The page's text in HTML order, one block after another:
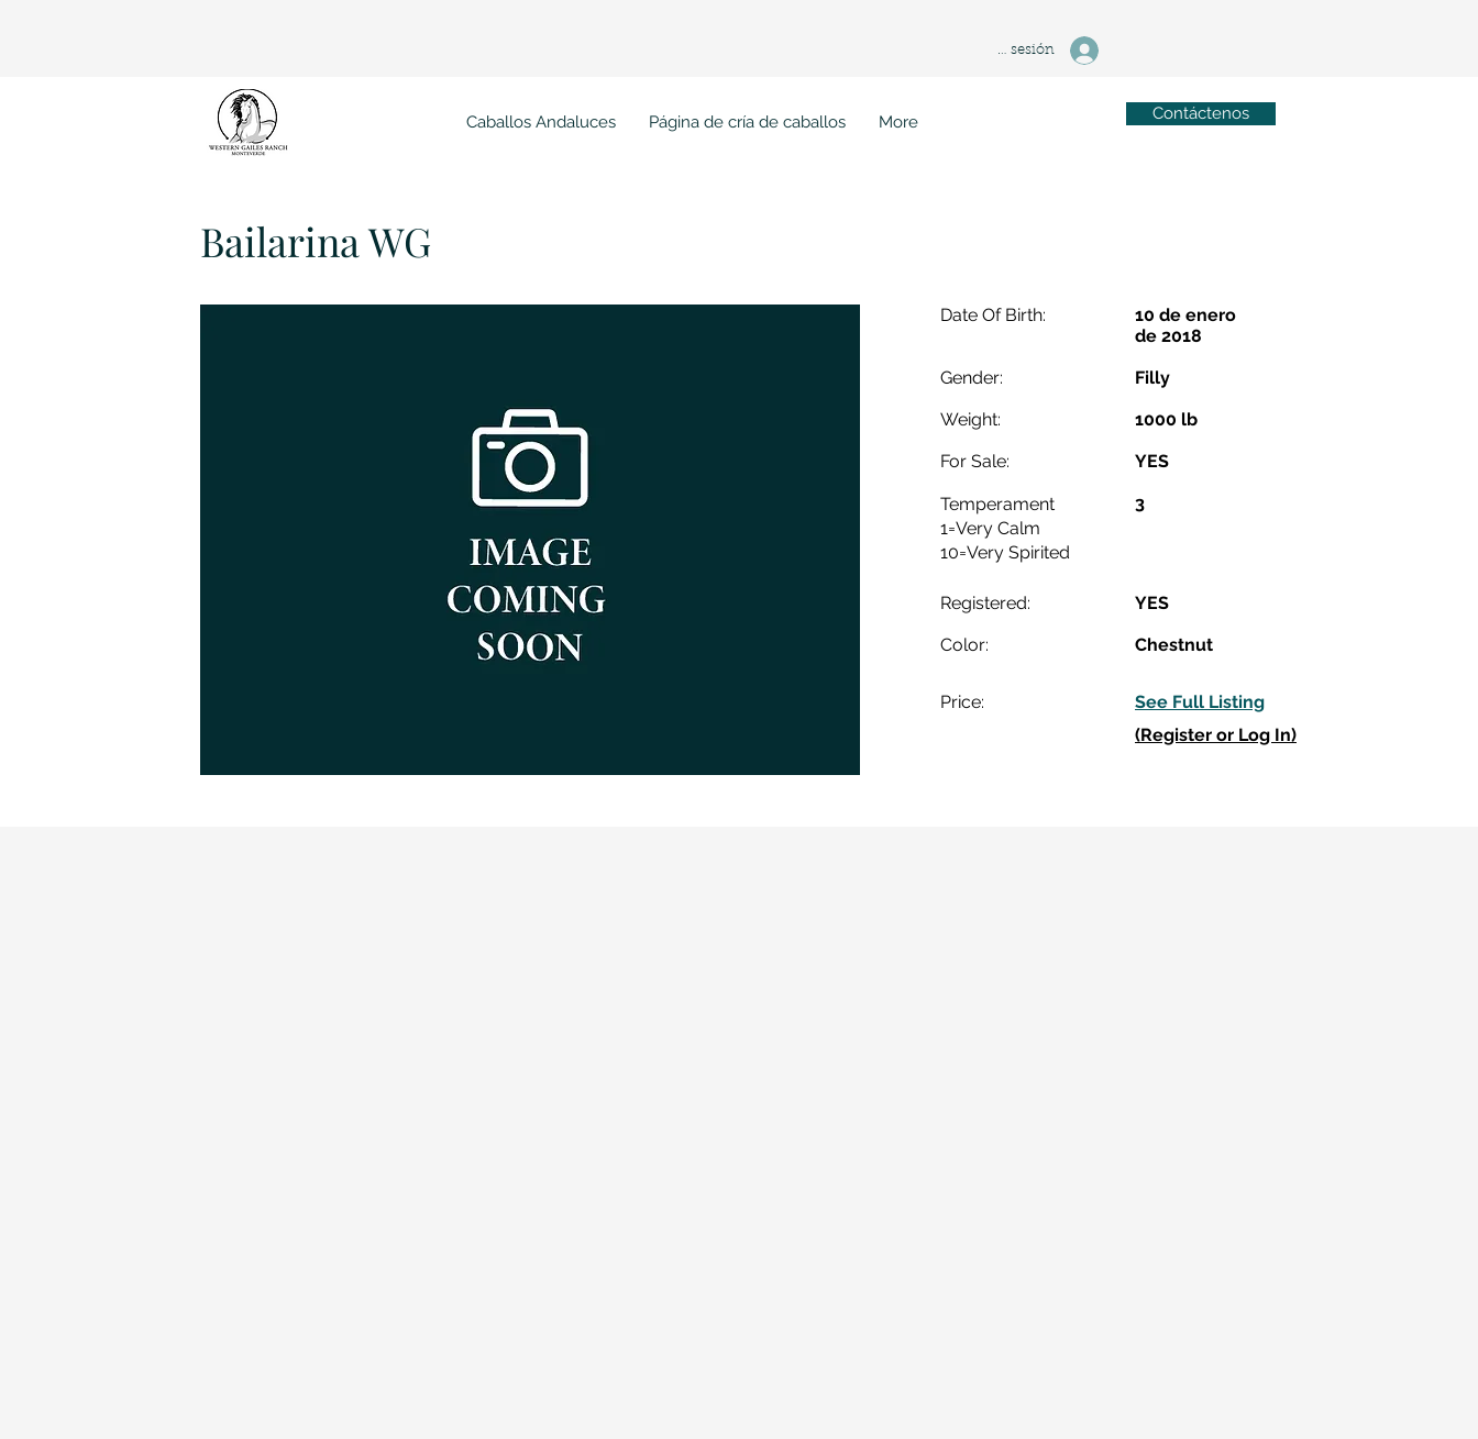
Caballos Andaluces Página de cría de caballos More Contáctenos
Iniciar sesión
Bailarina WG
Bailarina WG
Date Of Birth:
Gender:
Weight:
For Sale:
Temperament
1=Very Calm
10=Very Spirited
Registered:
Color:
Price:
10 de enero
de 2018
Filly
1000 lb
YES
3
YES
Chestnut
See Full Listing
(Register or Log In)